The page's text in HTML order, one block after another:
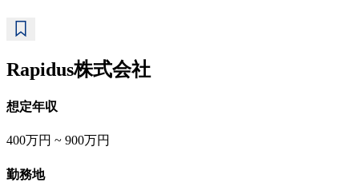
Rapidus株式会社
想定年収
400万円 ~ 900万円
勤務地